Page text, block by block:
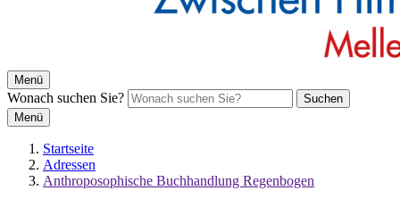
Menü
Wonach suchen Sie?
Suchen
Menü
Startseite
Adressen
Anthroposophische Buchhandlung Regenbogen